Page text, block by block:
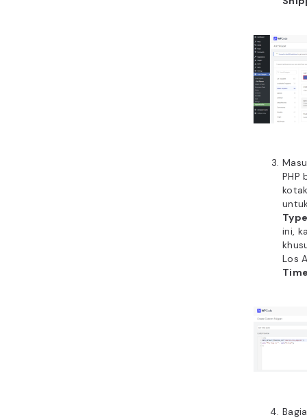
PHP
ini,
Los